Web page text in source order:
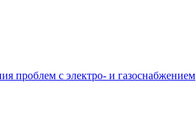
проблем с электро- и газоснабжением